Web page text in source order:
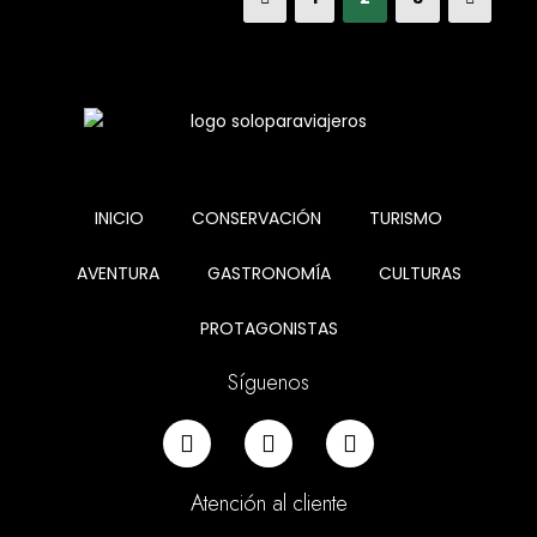
INICIO CONSERVACIÓN TURISMO
AVENTURA GASTRONOMÍA CULTURAS
PROTAGONISTAS
Síguenos
Atención al cliente